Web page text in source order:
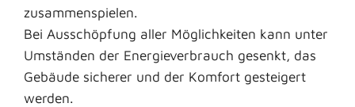
zusammenspielen.
Bei Ausschöpfung aller Möglichkeiten kann unter
Umständen der Energieverbrauch gesenkt, das
Gebäude sicherer und der Komfort gesteigert
werden.